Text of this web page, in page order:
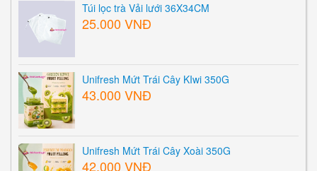
Túi lọc trà Vải lưới 36X34CM
25.000 VNĐ
Unifresh Mứt Trái Cây KIwi 350G
43.000 VNĐ
Unifresh Mứt Trái Cây Xoài 350G
42.000 VNĐ